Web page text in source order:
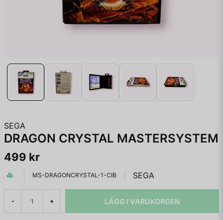
SEGA
DRAGON CRYSTAL MASTERSYSTEM
499 kr
MS-DRAGONCRYSTAL-1-CIB SEGA
- + LÄGG I VARUKORGEN